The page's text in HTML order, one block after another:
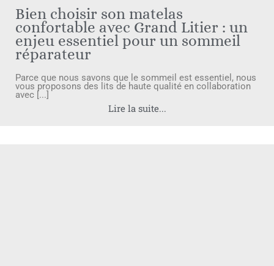
Bien choisir son matelas
confortable avec Grand Litier : un
enjeu essentiel pour un sommeil
réparateur
Parce que nous savons que le sommeil est essentiel, nous
vous proposons des lits de haute qualité en collaboration
avec [...]
Lire la suite...